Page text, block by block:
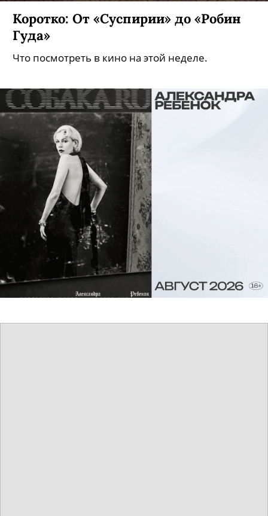
Коротко: От «Суспирии» до «Робин
Гуда»
Что посмотреть в кино на этой неделе.